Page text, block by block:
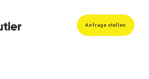
Anfrage stellen